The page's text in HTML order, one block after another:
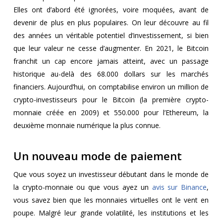
Elles ont d’abord été ignorées, voire moquées, avant de
devenir de plus en plus populaires. On leur découvre au fil
des années un véritable potentiel d’investissement, si bien
que leur valeur ne cesse d’augmenter. En 2021, le Bitcoin
franchit un cap encore jamais atteint, avec un passage
historique au-delà des 68.000 dollars sur les marchés
financiers. Aujourd’hui, on comptabilise environ un million de
crypto-investisseurs pour le Bitcoin (la première crypto-
monnaie créée en 2009) et 550.000 pour l’Ethereum, la
deuxième monnaie numérique la plus connue.
Un nouveau mode de paiement
Que vous soyez un investisseur débutant dans le monde de
la crypto-monnaie ou que vous ayez un avis sur Binance,
vous savez bien que les monnaies virtuelles ont le vent en
poupe. Malgré leur grande volatilité, les institutions et les